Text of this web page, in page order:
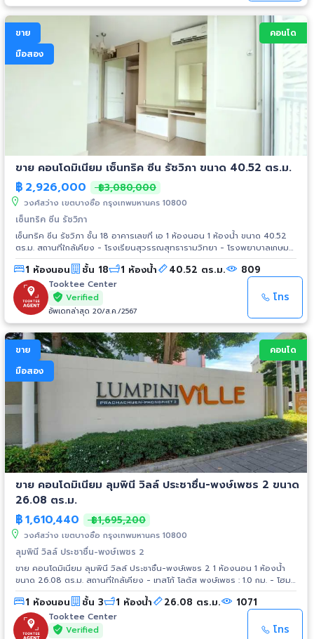
ขาย
มือสอง
คอนโด
ขาย คอนโดมิเนียม เซ็นทริค ซีน รัชวิภา ขนาด 40.52 ตร.ม.
฿ 2,926,000 ฿3,080,000
วงศ์สว่าง เขตบางซื่อ กรุงเทพมหานคร 10800
เซ็นทริค ซีน รัชวิภา
เซ็นทริค ซีน รัชวิภา ชั้น 18 อาคารเลขที่ เอ 1 ห้องนอน 1 ห้องน้ำ ขนาด 40.52
ตร.ม. สถานที่ใกล้เคียง - โรงเรียนสุวรรณสุทธารามวิทยา - โรงพยาบาลเกษม
ราษฎร์ประชาชื่น - วงศ์สว่างทาวเซ็นเตอร์ - บิ๊กซี วงศ์สว่าง - ท็อปส์
ซุปเปอร์มาร์เก็ต ประชานิเวศน์ - มหาวิทยาลัยเทคโนโลยีพระจอมเกล้า
พระนครเหนือ
1 ห้องนอน ชั้น 18 1 ห้องน้ำ 40.52 ตร.ม. 809
Tooktee Center
Verified
อัพเดทล่าสุด 20/ส.ค./2567
โทร
ขาย
มือสอง
คอนโด
ขาย คอนโดมิเนียม ลุมพินี วิลล์ ประชาชื่น-พงษ์เพชร 2 ขนาด
26.08 ตร.ม.
฿1,610,440 ฿1,695,200
วงศ์สว่าง เขตบางซื่อ กรุงเทพมหานคร 10800
ลุมพินี วิลล์ ประชาชื่น-พงษ์เพชร 2
ขาย คอนโดมิเนียม ลุมพินี วิลล์ ประชาชื่น-พงษ์เพชร 2 1 ห้องนอน 1 ห้องน้ำ
ขนาด 26.08 ตร.ม. สถานที่ใกล้เคียง - เทสโก้ โลตัส พงษ์เพชร : 1.0 กม. - โฮม
โปร ประชาชื่น : 1.0 กม. - เดอะมอลล์ งามวงศ์วาน : 1.5 กม. - พันธ์ทิพย์
งามวงศ์วาน : 2.1 กม. - เทสโก้ โลตัส รัตนาธิเบศร์ : 3.8 กม. - เอสพลานาด
งามวงศ์วาน-แคราย : 3.8 กม. - โรงพยาบาลนนทเวช : 1.4 กม. - โรงพยาบาล
เกษมราษฎร์ : 1.6 กม. - โรงพยาบาลวิภาวดี : 3.4 กม. - มหาวิทยาลัยธุรกิจ
1 ห้องนอน ชั้น 3 1 ห้องน้ำ 26.08 ตร.ม. 1071
Tooktee Center
Verified
โทร